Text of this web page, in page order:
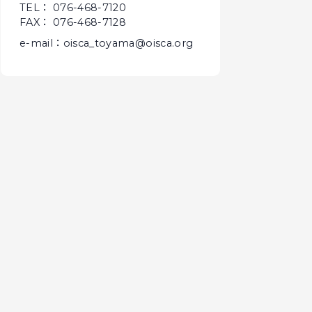
TEL： 076-468-7120
FAX： 076-468-7128
e-mail：oisca_toyama@oisca.org